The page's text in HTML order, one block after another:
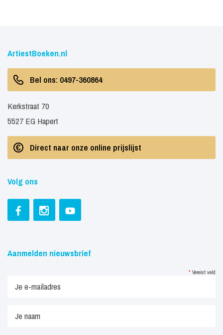
ArtiestBoeken.nl
Bel ons: 0497-360864
Kerkstraat 70
5527 EG Hapert
Direct naar onze online prijslijst
Volg ons
Aanmelden nieuwsbrief
* Vereist veld